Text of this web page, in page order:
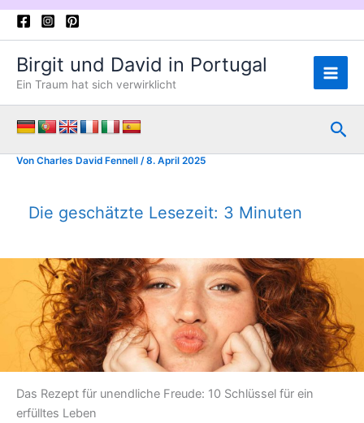
Zum
Inhalt
Birgit und David in Portugal
Ein Traum hat sich verwirklicht
Von Charles David Fennell /8. April 2025
Das Rezept für unendliche Freude: 10 Schlüssel für ein
erfülltes Leben